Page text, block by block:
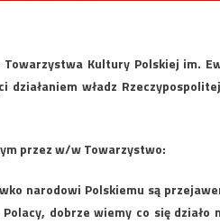
Kultury Polskiej im.
działaniem władz
przez w/w Towarzystwo:
narodowi Polskiemu są
dobrze wiemy co się działo